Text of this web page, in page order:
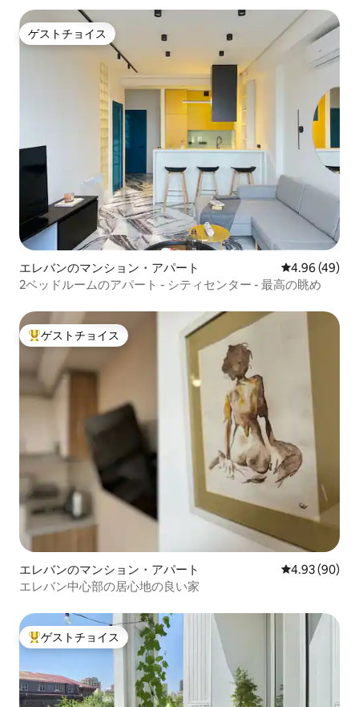
ゲストチョイス
ゲストチョイス
エレバンのマンション・アパート レビュー49
4.96 (49)
2ベッドルームのアパート - シティセンター - 最高の眺め
大好評のゲストチョイスです。
ゲストチョイス
エレバンのマンション・アパート レビュー90
4.93 (90)
エレバン中心部の居心地の良い家
大好評のゲストチョイスです。
ゲストチョイス